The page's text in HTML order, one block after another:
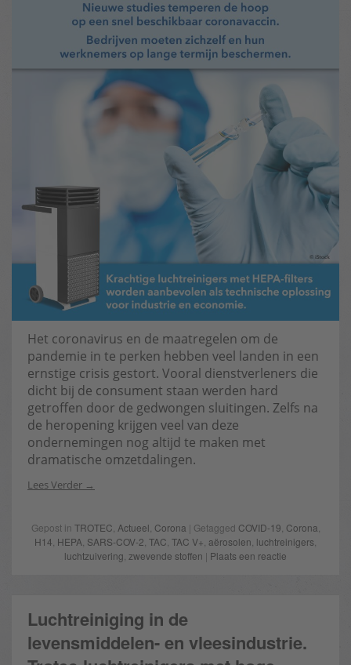
Het coronavirus en de maatregelen om de
pandemie in te perken hebben veel landen in een
ernstige crisis gestort. Vooral dienstverleners die
dicht bij de consument staan werden hard
getroffen door de gedwongen sluitingen. Zelfs na
de heropening krijgen veel van deze
ondernemingen nog altijd te maken met
dramatische omzetdalingen.
Lees Verder
Gepost in TROTEC Actueel Corona | Getagged COVID-19 Corona
H14 HEPA SARS-COV-2 TAC TAC V+ aërosolen luchtreinigers
luchtzuivering zwevende stoffen | Plaats een reactie
Luchtreiniging in de
levensmiddelen- en vleesindustrie.